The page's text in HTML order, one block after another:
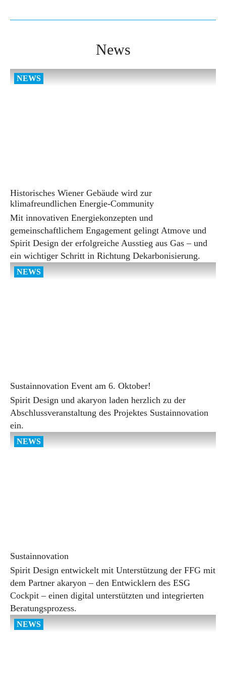
News
Historisches Wiener Gebäude wird zur
klimafreundlichen Energie-Community
Mit innovativen Energiekonzepten und
gemeinschaftlichem Engagement gelingt Atmove und
Spirit Design der erfolgreiche Ausstieg aus Gas – und
ein wichtiger Schritt in Richtung Dekarbonisierung.
Sustainnovation Event am 6. Oktober!
Spirit Design und akaryon laden herzlich zu der
Abschlussveranstaltung des Projektes Sustainnovation
ein.
Sustainnovation
Spirit Design entwickelt mit Unterstützung der FFG mit
dem Partner akaryon – den Entwicklern des ESG
Cockpit – einen digital unterstützten und integrierten
Beratungsprozess.